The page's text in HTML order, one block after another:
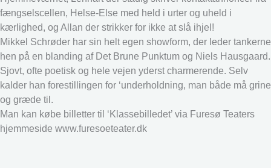
fængselscellen, Helse-Else med held i urter og uheld i
kærlighed, og Allan der strikker for ikke at slå ihjel!
Mikkel Schrøder har sin helt egen showform, der leder tankerne
hen på en blanding af Det Brune Punktum og Niels Hausgaard.
Sjovt, ofte poetisk og hele vejen yderst charmerende. Selv
kalder han forestillingen for ‘underholdning, man både må grine
og græde til.
Man kan købe billetter til ‘Klassebilledet’ via Furesø Teaters
hjemmeside www.furesoeteater.dk